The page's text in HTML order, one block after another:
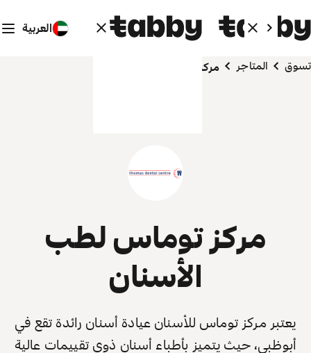
العربية
تسوق المتاجر مركز توماس لطب الأسنان
مركز توماس لطب
الأسنان
يعتبر مركز توماس للأسنان عيادة أسنان رائدة تقع في
أبوظبي، حيث يتميز بأطباء أسنان ذوي تقييمات عالية